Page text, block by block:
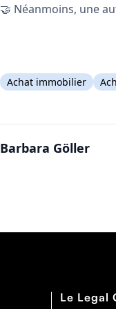
🤝 Néanmoins, une
Achat immobilier
Barbara Göller
Le Legal